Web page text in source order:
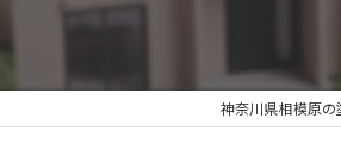
神奈川県相模原